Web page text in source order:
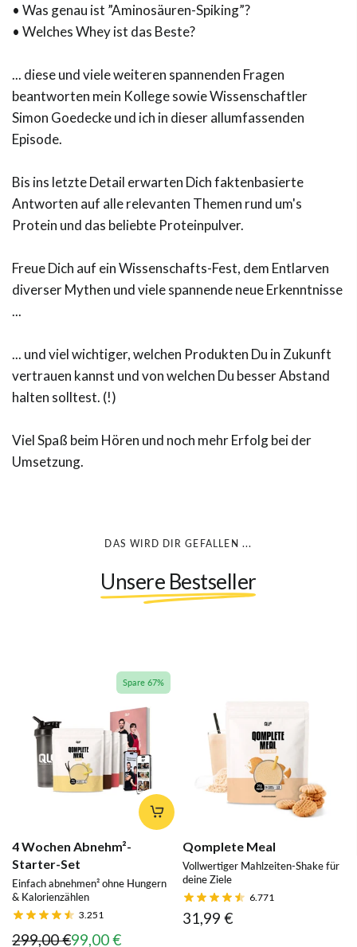
• Was genau ist ”Aminosäuren-Spiking”?
• Welches Whey ist das Beste?
... diese und viele weiteren spannenden Fragen
beantworten mein Kollege sowie Wissenschaftler
Simon Goedecke und ich in dieser allumfassenden
Episode.
Bis ins letzte Detail erwarten Dich faktenbasierte
Antworten auf alle relevanten Themen rund um's
Protein und das beliebte Proteinpulver.
Freue Dich auf ein Wissenschafts-Fest, dem Entlarven
diverser Mythen und viele spannende neue Erkenntnisse
...
... und viel wichtiger, welchen Produkten Du in Zukunft
vertrauen kannst und von welchen Du besser Abstand
halten solltest. (!)
Viel Spaß beim Hören und noch mehr Erfolg bei der
Umsetzung.
DAS WIRD DIR GEFALLEN ...
Unsere Bestseller
Spare 67%
4 Wochen Abnehm²-
Starter-Set
Einfach abnehmen² ohne Hungern
& Kalorienzählen
3.251
299,00 €99,00 €
Qomplete Meal
Vollwertiger Mahlzeiten-Shake für
deine Ziele
6.771
31,99 €